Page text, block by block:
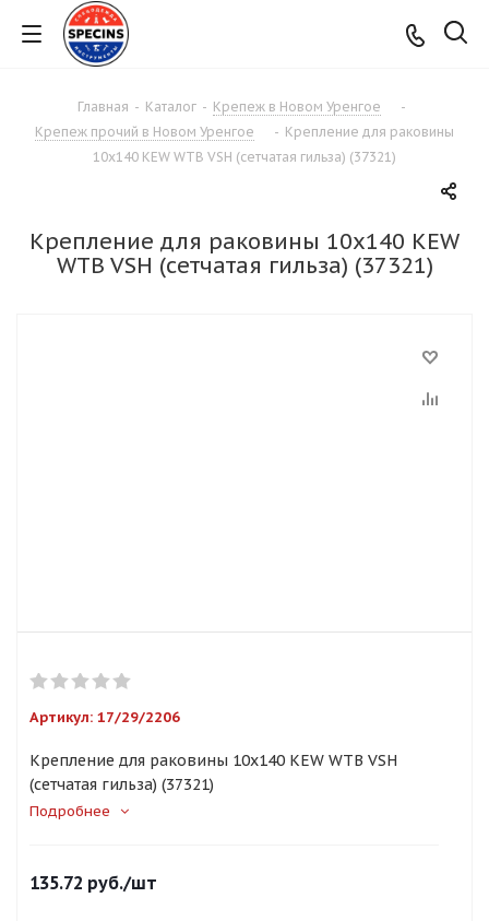
Главная - Каталог - Крепеж в Новом Уренгое
-
Крепеж прочий в Новом Уренгое
- Крепление для раковины
10х140 KEW WTB VSH (сетчатая гильза) (37321)
Крепление для раковины 10х140 KEW
WTB VSH (сетчатая гильза) (37321)
Артикул: 17/29/2206
Крепление для раковины 10х140 KEW WTB VSH
(сетчатая гильза) (37321)
Подробнее
135.72 руб./шт